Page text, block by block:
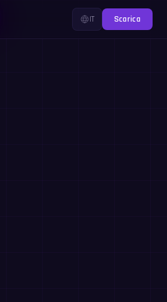
IT Scarica